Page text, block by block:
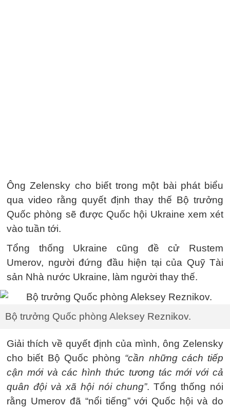
Ông Zelensky cho biết trong một bài phát biểu
qua video rằng quyết định thay thế Bộ trưởng
Quốc phòng sẽ được Quốc hội Ukraine xem xét
vào tuần tới.
Tổng thống Ukraine cũng đề cử Rustem
Umerov, người đứng đầu hiện tại của Quỹ Tài
sản Nhà nước Ukraine, làm người thay thế.
Bộ trưởng Quốc phòng Aleksey Reznikov.
Giải thích về quyết định của mình, ông Zelensky
cho biết Bộ Quốc phòng “cần những cách tiếp
cận mới và các hình thức tương tác mới với cả
quân đội và xã hội nói chung”. Tổng thống nói
rằng Umerov đã “nổi tiếng” với Quốc hội và do